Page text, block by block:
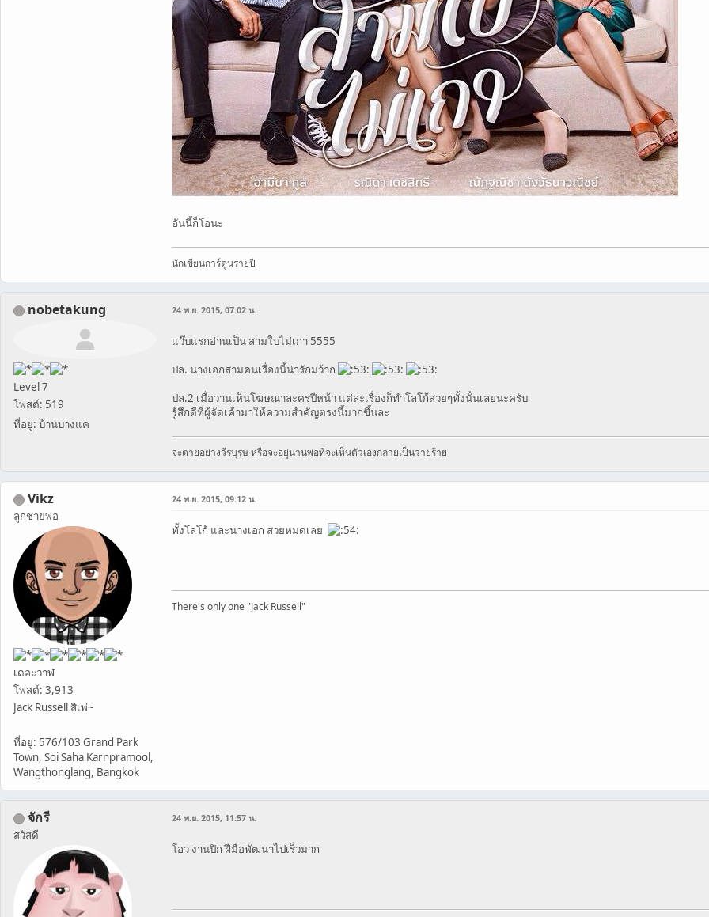
อันนี้ก็โอนะ
นักเขียนการ์ตูนรายปี
nobetakung
Level 7
โพสต์: 519
ที่อยู่: บ้านบางแค
24 พ.ย. 2015, 07:02 น.
แว๊บแรกอ่านเป็น สามใบไม่เกา 5555
ปล. นางเอกสามคนเรื่องนี้น่ารักมว้าก
ปล.2 เมื่อวานเห็นโฆษณาละครปีหน้า แต่ละเรื่องก็ทำโลโก้สวยๆทั้งนั้นเลยนะครับ
รู้สึกดีที่ผู้จัดเค้ามาให้ความสำคัญตรงนี้มากขึ้นละ
จะตายอย่างวีรบุรุษ หรือจะอยู่นานพอที่จะเห็นตัวเองกลายเป็นวายร้าย
Vikz
ลูกชายพ่อ
เดอะวาฬ
โพสต์: 3,913
Jack Russell สิเพ่~
ที่อยู่: 576/103 Grand Park
Town, Soi Saha Karnpramool,
Wangthonglang, Bangkok
24 พ.ย. 2015, 09:12 น.
ทั้งโลโก้ และนางเอก สวยหมดเลย
There's only one "Jack Russell"
จักรี
สวัสดี
24 พ.ย. 2015, 11:57 น.
โอว งานปิก ฝีมือพัฒนาไปเร็วมาก